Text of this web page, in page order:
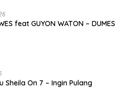
feat GUYON WATON – DUMES
Sheila On 7 – Ingin Pulang